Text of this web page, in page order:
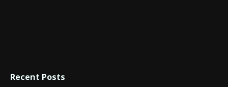
Recent Posts